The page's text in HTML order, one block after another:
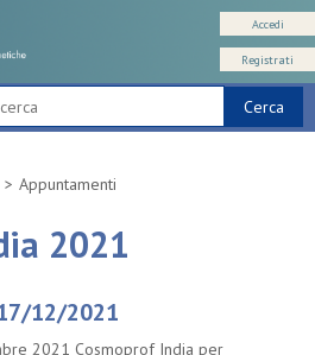
Cerca
Accedi
Registrati
Appuntamenti
2021
12/2021
2021 Cosmoprof India per